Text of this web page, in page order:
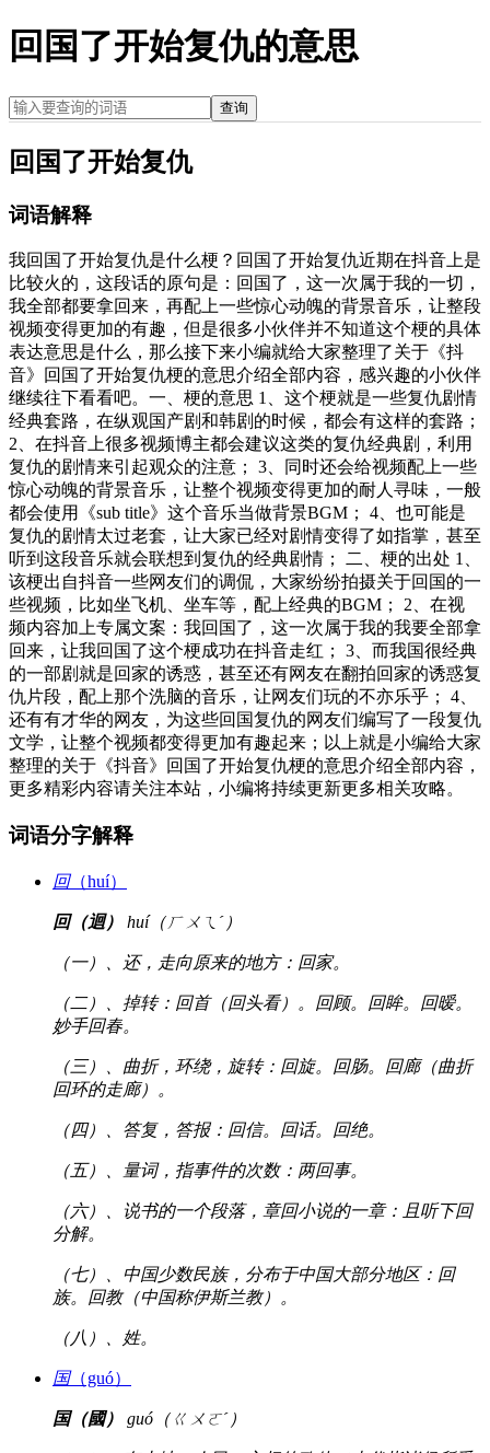
回国了开始复仇的意思
查询
回国了开始复仇
词语解释
我回国了开始复仇是什么梗？回国了开始复仇近期在抖音上是
比较火的，这段话的原句是：回国了，这一次属于我的一切，
我全部都要拿回来，再配上一些惊心动魄的背景音乐，让整段
视频变得更加的有趣，但是很多小伙伴并不知道这个梗的具体
表达意思是什么，那么接下来小编就给大家整理了关于《抖
音》回国了开始复仇梗的意思介绍全部内容，感兴趣的小伙伴
继续往下看看吧。一、梗的意思 1、这个梗就是一些复仇剧情
经典套路，在纵观国产剧和韩剧的时候，都会有这样的套路；
2、在抖音上很多视频博主都会建议这类的复仇经典剧，利用
复仇的剧情来引起观众的注意； 3、同时还会给视频配上一些
惊心动魄的背景音乐，让整个视频变得更加的耐人寻味，一般
都会使用《sub title》这个音乐当做背景BGM； 4、也可能是
复仇的剧情太过老套，让大家已经对剧情变得了如指掌，甚至
听到这段音乐就会联想到复仇的经典剧情； 二、梗的出处 1、
该梗出自抖音一些网友们的调侃，大家纷纷拍摄关于回国的一
些视频，比如坐飞机、坐车等，配上经典的BGM； 2、在视
频内容加上专属文案：我回国了，这一次属于我的我要全部拿
回来，让我回国了这个梗成功在抖音走红； 3、而我国很经典
的一部剧就是回家的诱惑，甚至还有网友在翻拍回家的诱惑复
仇片段，配上那个洗脑的音乐，让网友们玩的不亦乐乎； 4、
还有有才华的网友，为这些回国复仇的网友们编写了一段复仇
文学，让整个视频都变得更加有趣起来；以上就是小编给大家
整理的关于《抖音》回国了开始复仇梗的意思介绍全部内容，
更多精彩内容请关注本站，小编将持续更新更多相关攻略。
词语分字解释
回（huí）
回（迴） huí（ㄏㄨㄟˊ）
（一）、还，走向原来的地方：回家。
（二）、掉转：回首（回头看）。回顾。回眸。回暧。
妙手回春。
（三）、曲折，环绕，旋转：回旋。回肠。回廊（曲折
回环的走廊）。
（四）、答复，答报：回信。回话。回绝。
（五）、量词，指事件的次数：两回事。
（六）、说书的一个段落，章回小说的一章：且听下回
分解。
（七）、中国少数民族，分布于中国大部分地区：回
族。回教（中国称伊斯兰教）。
（八）、姓。
国（guó）
国（國） guó（ㄍㄨㄛˊ）